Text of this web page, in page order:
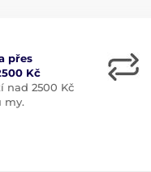
přes
Kč
nad 2500 Kč
my.